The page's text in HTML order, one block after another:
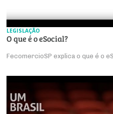
LEGISLAÇÃO
O que é o eSocial?
FecomercioSP explica o que é o